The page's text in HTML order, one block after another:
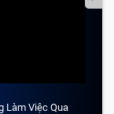
Làm Việc Qua